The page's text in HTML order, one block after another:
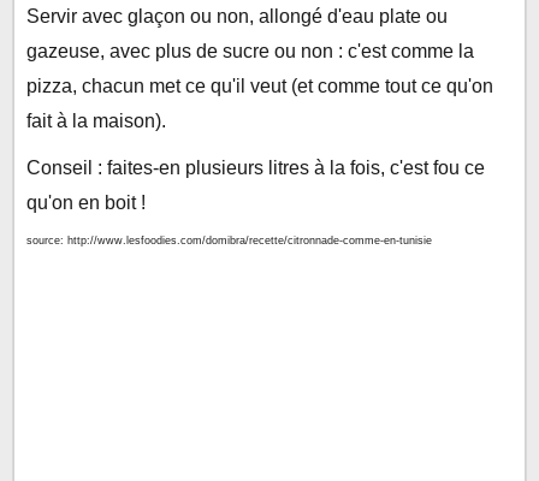
Servir avec glaçon ou non, allongé d'eau plate ou
gazeuse, avec plus de sucre ou non : c'est comme la
pizza, chacun met ce qu'il veut (et comme tout ce qu'on
fait à la maison).
Conseil : faites-en plusieurs litres à la fois, c'est fou ce
qu'on en boit !
source: http://www.lesfoodies.com/domibra/recette/citronnade-comme-en-tunisie